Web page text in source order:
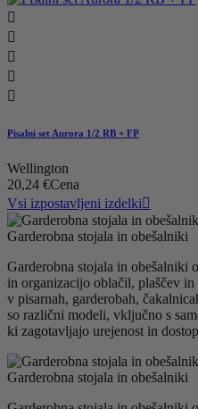





Pisalni set Aurora 1/2 RB + FP
Wellington
20,24 €Cena
Vsi izpostavljeni izdelki
Garderobna stojala in obešalniki
Garderobna stojala in obešalniki
in organizacijo oblačil, plaščev
v pisarnah, garderobah,
so različni modeli, vključno s
ki zagotavljajo urejenost in
Garderobna stojala in obešalniki